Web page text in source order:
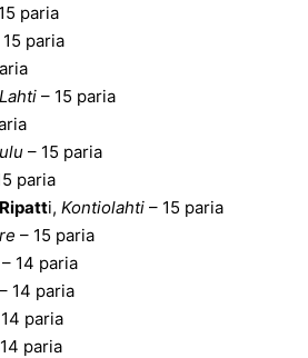
paria
15 paria
Lahti – 15 paria
– 15 paria
paria
i, Kontiolahti – 15 paria
– 15 paria
– 14 paria
– 14 paria
paria
paria